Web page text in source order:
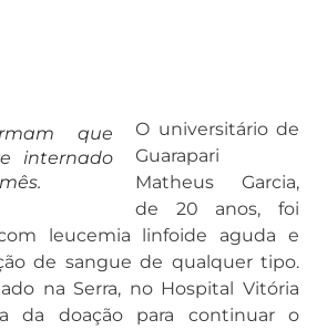
que
internado
O universitário de
Guarapari
Matheus Garcia,
de 20 anos, foi
leucemia linfoide aguda e
de sangue de qualquer tipo.
na Serra, no Hospital Vitória
da doação para continuar o